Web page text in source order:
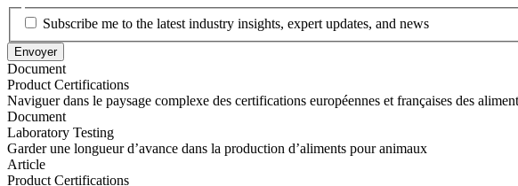
Subscribe me to the latest industry insights, expert updates, and news
Document
Product Certifications
Naviguer dans le paysage complexe des certifications européennes et françaises des
Naviguer dans le paysage complexe des certifications européennes et françaises des
Document
Laboratory Testing
Garder une longueur d’avance dans la production d’aliments pour animaux
Garder une longueur d’avance dans la production d’aliments pour animaux
Article
Product Certifications